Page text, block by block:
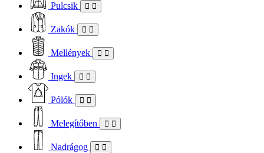
Pulcsik
Zakók
Mellények
Ingek
Pólók
Melegítőben
Nadrágog